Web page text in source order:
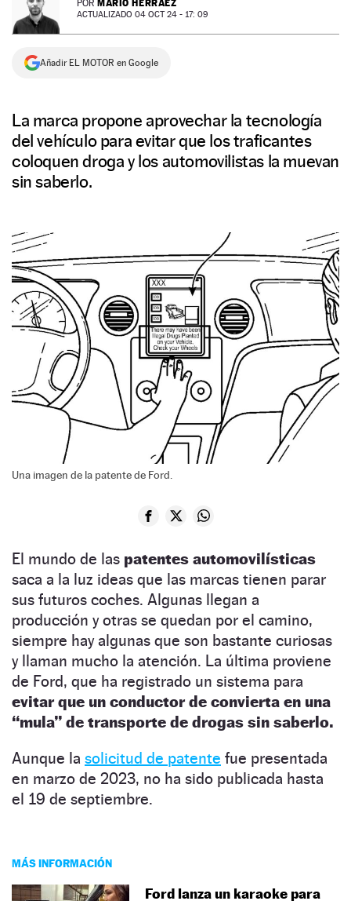
NEWSLETTER
SÍGUENOS
POR MARIO HERRÁEZ
ACTUALIZADO 04 OCT 24 - 17: 09
Añadir EL MOTOR en Google
La marca propone aprovechar la tecnología
del vehículo para evitar que los traficantes
coloquen droga y los automovilistas la muevan
sin saberlo.
Una imagen de la patente de Ford.
El mundo de las patentes automovilísticas
saca a la luz ideas que las marcas tienen parar
sus futuros coches. Algunas llegan a
producción y otras se quedan por el camino,
siempre hay algunas que son bastante curiosas
y llaman mucho la atención. La última proviene
de Ford, que ha registrado un sistema para
evitar que un conductor de convierta en una
“mula” de transporte de drogas sin saberlo.
Aunque la solicitud de patente fue presentada
en marzo de 2023, no ha sido publicada hasta
el 19 de septiembre.
MÁS INFORMACIÓN
Ford lanza un karaoke para